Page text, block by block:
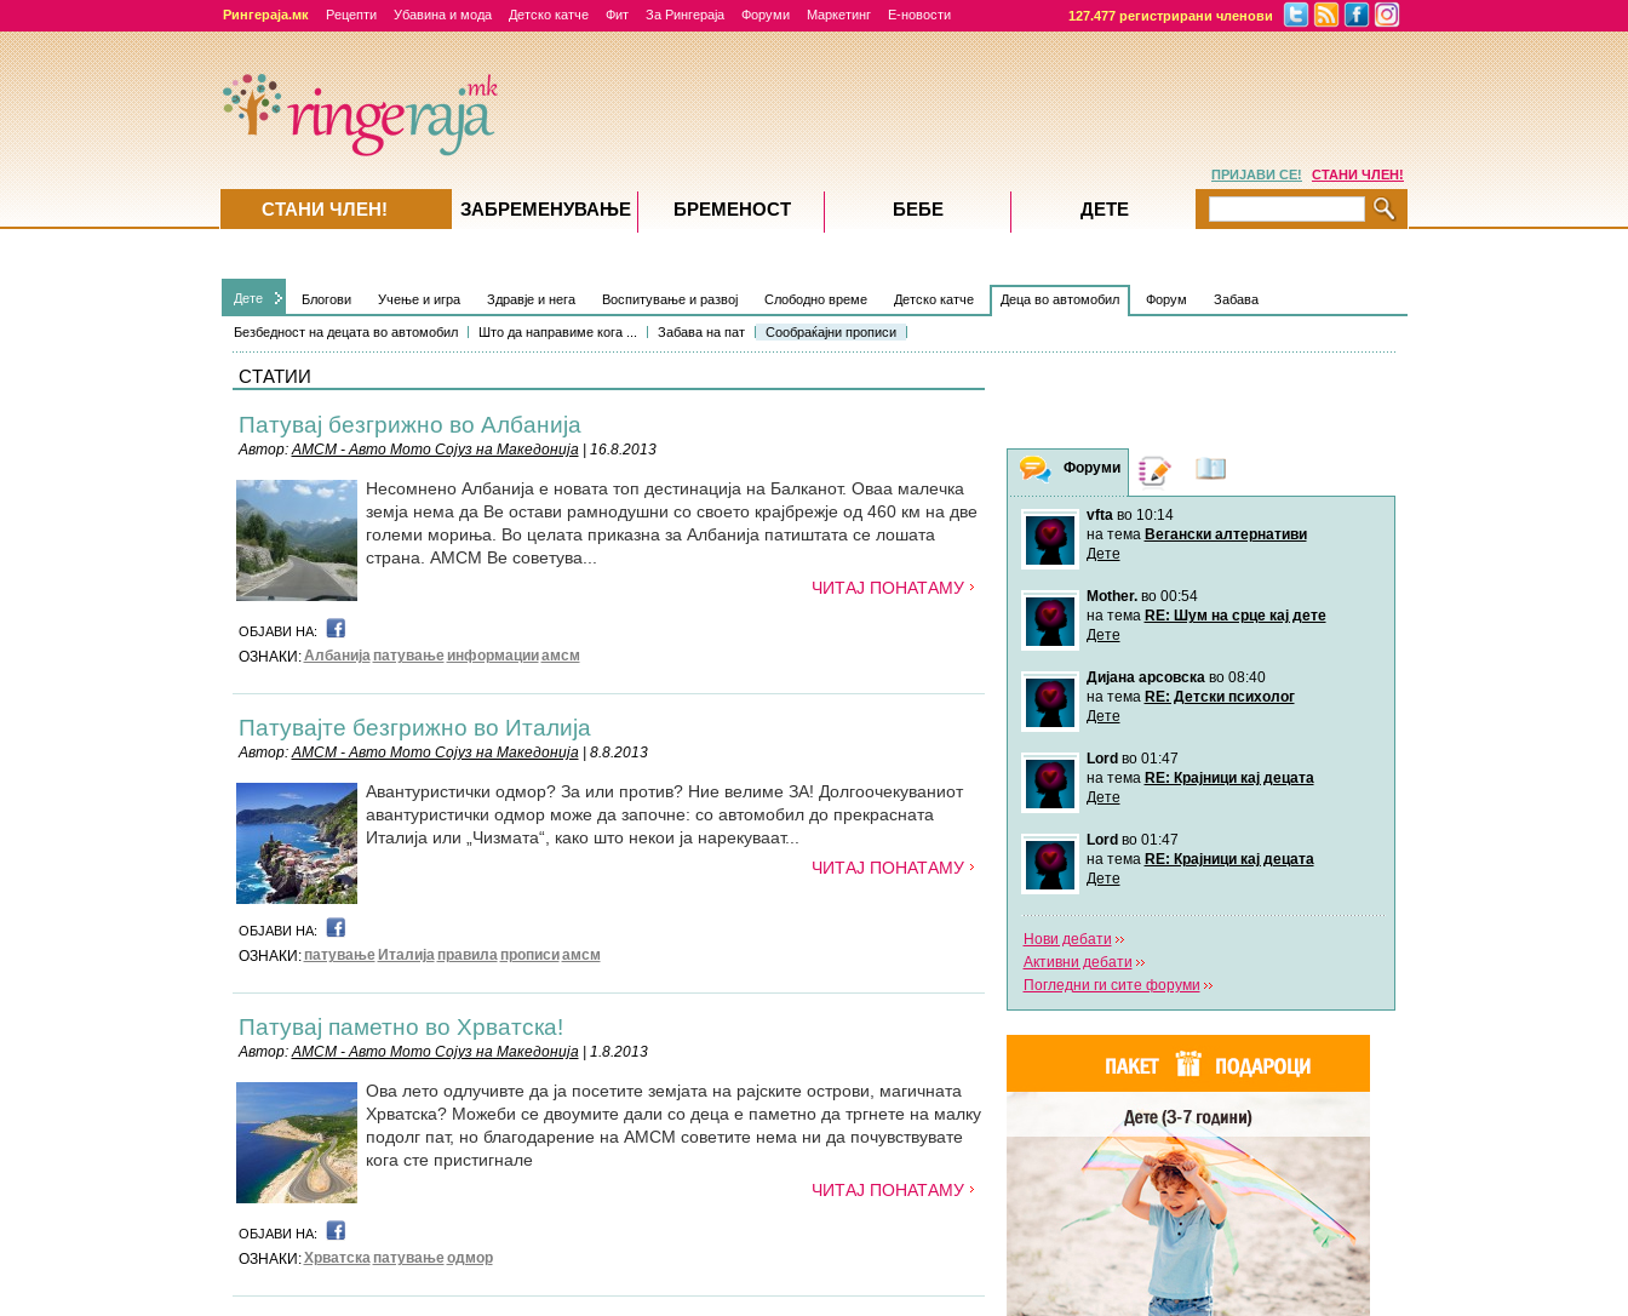
Рингераја.мк Рецепти Убавина и мода Детско катче Фит За Рингераја Форуми Маркетинг Е-новости 127.477 регистрирани членови
Дете Блогови Учење и игра Здравје и нега Воспитување и развој Слободно време Детско катче Деца во автомобил
Безбедност на децата во автомобил Што да направиме кога ... Забава на пат Сообраќајни прописи
Форум Забава
СТАТИИ
Патувај безгрижно во Албанија
Автор:АМСМ - Авто Мото Сојуз на Македонија| 16.8.2013
Несомнено Албанија е новата топ дестинација на Балканот. Оваа малечка
земја нема да Ве остави рамнодушни со своето крајбрежје од 460 км на две
големи мориња. Во целата приказна за Албанија патиштата се лошата
страна. АМСМ Ве советува...
ЧИТАЈ ПОНАТАМУ
ОБЈАВИ НА:
ОЗНАКИ:Албанија патување информацииамсм
Патувајте безгрижно во Италија
Автор:АМСМ - Авто Мото Сојуз на Македонија| 8.8.2013
Авантуристички одмор? За или против? Ние велиме ЗА! Долгоочекуваниот
авантуристички одмор може да започне: со автомобил до прекрасната
Италија или „Чизмата“, како што некои ја нарекуваат...
ЧИТАЈ ПОНАТАМУ
ОБЈАВИ НА:
ОЗНАКИ: патување Италија правила прописиамсм
Патувај паметно во Хрватска!
Автор:АМСМ - Авто Мото Сојуз на Македонија| 1.8.2013
Ова лето одлучивте да ја посетите земјата на рајските острови, магичната
Хрватска? Можеби се двоумите дали со деца е паметно да тргнете на малку
подолг пат, но благодарение на АМСМ советите нема ни да почувствувате
кога сте пристигнале
ЧИТАЈ ПОНАТАМУ
ОБЈАВИ НА:
ОЗНАКИ:Хрватска патувањеодмор
Форуми Дневници
vftaво 10:14
на тема Вегански алтернативи
Дете
Mother.во 00:54
на тема RE: Шум на срце кај дете
Дете
Дијана арсовскаво 08:40
на тема RE: Детски психолог
Дете
Lord во 01:47
на тема RE: Крајници кај децата
Дете
Lord во 01:47
на тема RE: Крајници кај децата
Дете
Нови дебати
Активни дебати
Погледни ги сите форуми
ПРИЈАВИ СЕ! СТАНИ ЧЛЕН!
СТАНИ ЧЛЕН! ЗАБРЕМЕНУВАЊE БРЕМЕНОСТ БЕБЕ ДЕТЕ